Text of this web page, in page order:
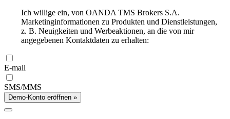
Ich willige ein, von OANDA TMS Brokers S.A.
Marketinginformationen zu Produkten und Dienstleistungen,
z. B. Neuigkeiten und Werbeaktionen, an die von mir
angegebenen Kontaktdaten zu erhalten:
E-mail
SMS/MMS
Demo-Konto eröffnen »